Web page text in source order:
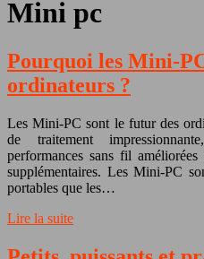
Mini pc
Pourquoi les Mini-
ordinateurs ?
Les Mini-PC sont le futur des
de traitement
performances sans fil
supplémentaires. Les Mini-PC
portables que les…
Lire la suite